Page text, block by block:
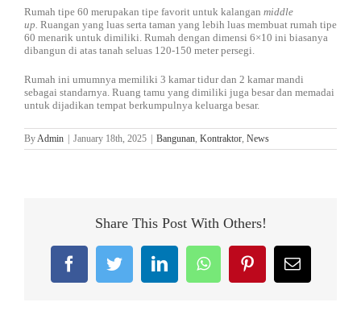
Rumah tipe 60 merupakan tipe favorit untuk kalangan middle
up. Ruangan yang luas serta taman yang lebih luas membuat rumah tipe
60 menarik untuk dimiliki. Rumah dengan dimensi 6×10 ini biasanya
dibangun di atas tanah seluas 120-150 meter persegi.
Rumah ini umumnya memiliki 3 kamar tidur dan 2 kamar mandi
sebagai standarnya. Ruang tamu yang dimiliki juga besar dan memadai
untuk dijadikan tempat berkumpulnya keluarga besar.
ByAdmin January 18th, 2025 Bangunan, Kontraktor, News
Share This Post With Others!
FacebookTwitterLinkedInWhatsAppPinterestEmail